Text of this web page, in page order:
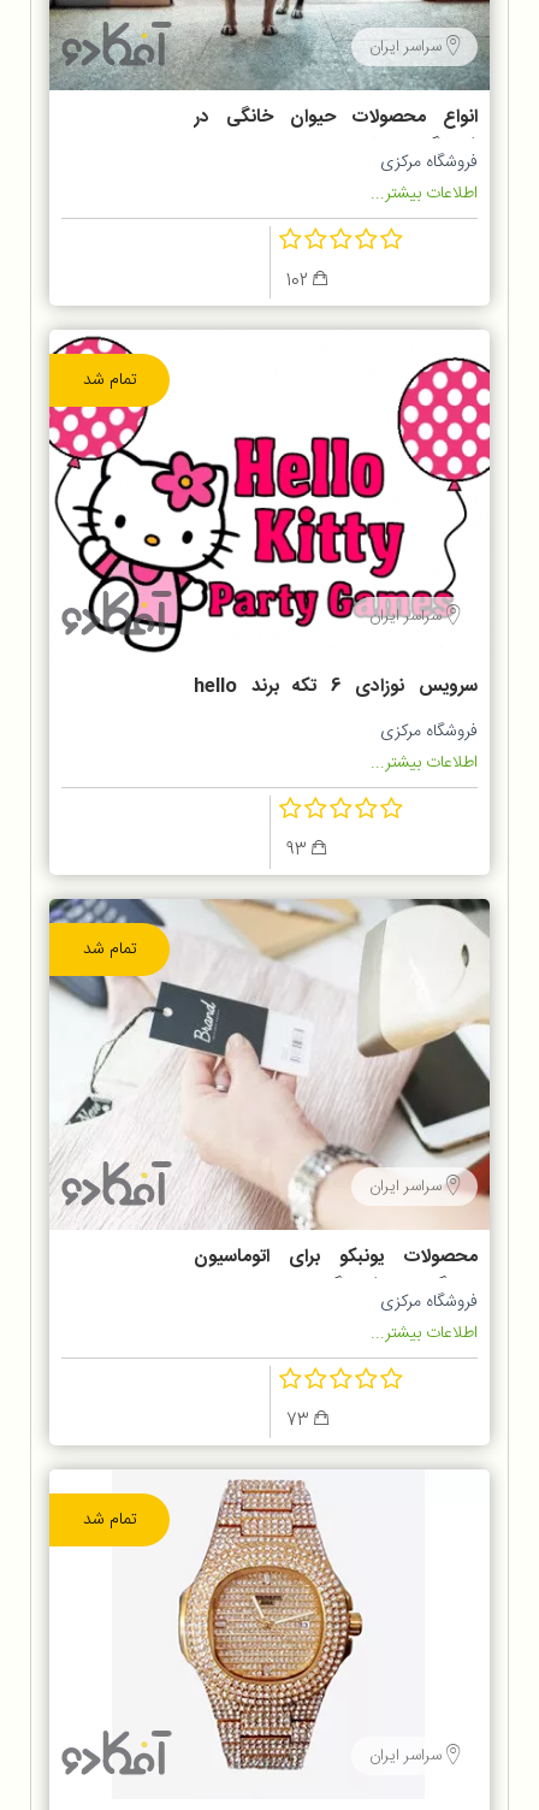
سراسر ایران
انواع محصولات حیوان خانگی در
فروشگاه پت شاپ
فروشگاه مرکزی
اطلاعات بیشتر...
تمام شد
سراسر ایران
سرویس نوزادی 6 تکه برند hello
kitty
فروشگاه مرکزی
اطلاعات بیشتر...
تمام شد
سراسر ایران
محصولات یونبکو برای اتوماسیون
دستگاه های فروشگاهی
فروشگاه مرکزی
اطلاعات بیشتر...
تمام شد
سراسر ایران